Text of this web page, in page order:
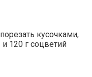
кусочками,
120 г соцветий